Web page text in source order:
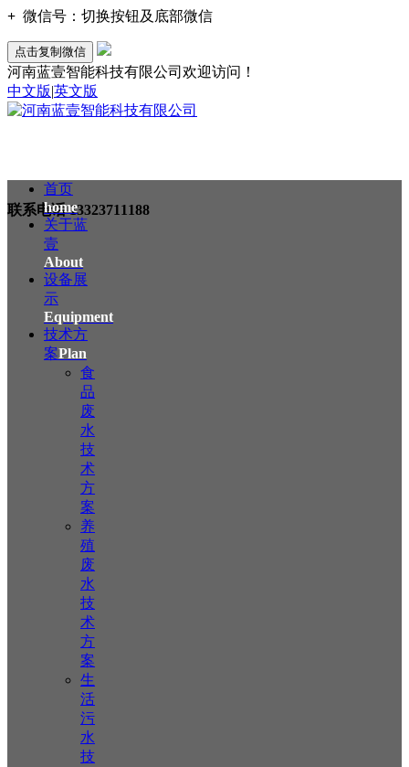
+ 微信号： 切换按钮及底部微信
点击复制微信
河南蓝壹智能科技有限公司欢迎访问！
中文版|英文版
联系电话13323711188
首页
home
关于蓝
壹
About
设备展
示
Equipment
技术方
案Plan
食
品
废
水
技
术
方
案
养
殖
废
水
技
术
方
案
生
活
污
水
技